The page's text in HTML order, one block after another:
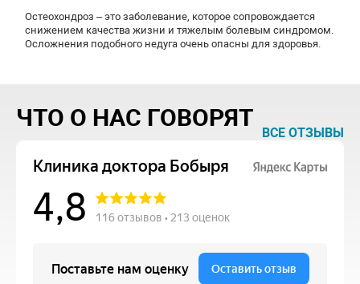
Остеохондроз – это заболевание, которое сопровождается
снижением качества жизни и тяжелым болевым синдромом.
Осложнения подобного недуга очень опасны для здоровья.
ЧТО О НАС ГОВОРЯТ
ВСЕ ОТЗЫВЫ